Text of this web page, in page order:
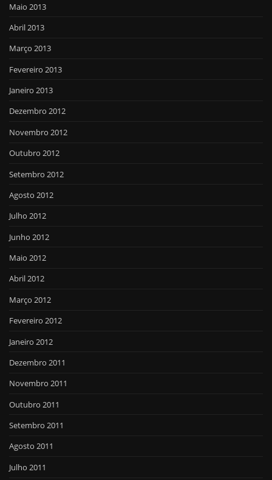
Maio 2013
Abril 2013
Março 2013
Fevereiro 2013
Janeiro 2013
Dezembro 2012
Novembro 2012
Outubro 2012
Setembro 2012
Agosto 2012
Julho 2012
Junho 2012
Maio 2012
Abril 2012
Março 2012
Fevereiro 2012
Janeiro 2012
Dezembro 2011
Novembro 2011
Outubro 2011
Setembro 2011
Agosto 2011
Julho 2011